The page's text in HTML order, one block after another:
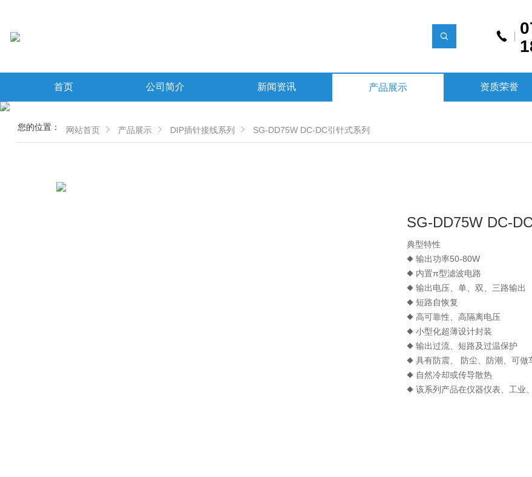
首页 公司简介 新闻资讯 产品展示 资质荣誉
您的位置： 网站首页 产品展示 DIP插针接线系列 SG-DD75W DC-DC引针式系列
SG-DD75W DC-
典型特性
◆ 输出功率50-80W
◆ 内置π型滤波电路
◆ 输出电压、单、双、三路输出
◆ 短路自恢复
◆ 高可靠性、高隔离电压
◆ 小型化超薄设计封装
◆ 输出过流、短路及过温保护
◆ 具有防震、 防尘、防潮、可做
◆ 自然冷却或传导散热
◆ 该系列产品在仪器仪表、工业